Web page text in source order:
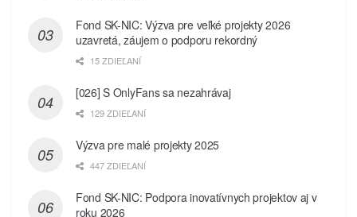
Fond SK-NIC: Výzva pre veľké projekty 2026
uzavretá, záujem o podporu rekordný
15 ZDIEĽANÍ
[026] S OnlyFans sa nezahrávaj
129 ZDIEĽANÍ
Výzva pre malé projekty 2025
447 ZDIEĽANÍ
Fond SK-NIC: Podpora inovatívnych projektov aj v
roku 2026